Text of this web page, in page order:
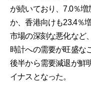
が続いており、7.0％
か、香港向けも23.4％
市場の深刻な悪化など
時計への需要が旺盛な
後半から需要減退が鮮
イナスとなった。